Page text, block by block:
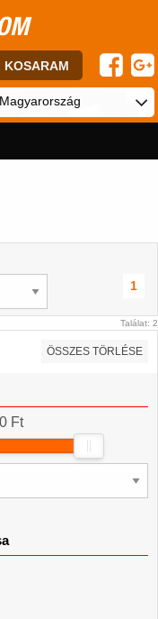
KOSARAM
Magyarország
1
Találat: 2
ÖSSZES TÖRLÉSE
Ft